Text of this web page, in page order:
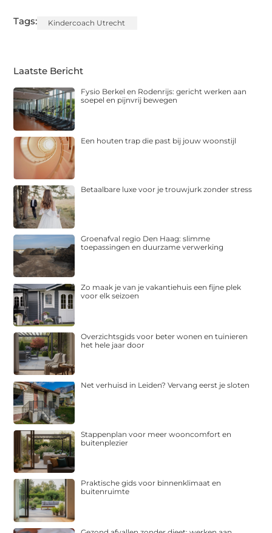
Tags: Kindercoach Utrecht
Laatste Bericht
Fysio Berkel en Rodenrijs: gericht werken aan
soepel en pijnvrij bewegen
Een houten trap die past bij jouw woonstijl
Betaalbare luxe voor je trouwjurk zonder stress
Groenafval regio Den Haag: slimme
toepassingen en duurzame verwerking
Zo maak je van je vakantiehuis een fijne plek
voor elk seizoen
Overzichtsgids voor beter wonen en tuinieren
het hele jaar door
Net verhuisd in Leiden? Vervang eerst je sloten
Stappenplan voor meer wooncomfort en
buitenplezier
Praktische gids voor binnenklimaat en
buitenruimte